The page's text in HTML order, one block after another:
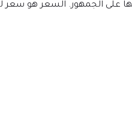
على الجمهور. السعر هو